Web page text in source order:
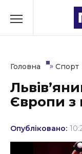
до
Культура
Освіта
Головна » Спорт
Європи з
Опубліковано: